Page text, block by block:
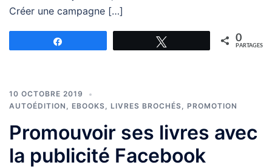
Créer une campagne […]
0
PARTAGES
10 OCTOBRE 2019
AUTOÉDITION , EBOOKS, LIVRES BROCHÉS, PROMOTION
Promouvoir ses livres avec
la publicité Facebook